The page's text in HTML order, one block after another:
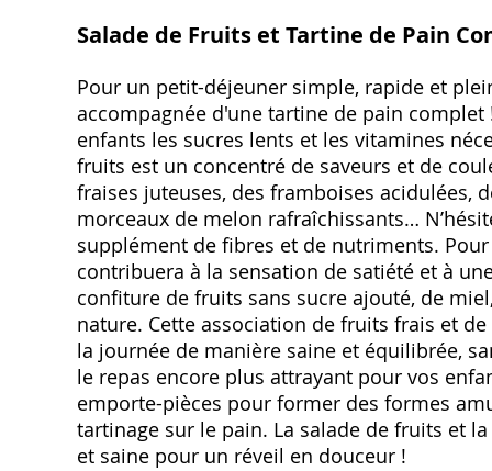
Salade de Fruits et Tartine de Pain
Pour un petit-déjeuner simple, rapide et
accompagnée d'une tartine de pain
enfants les sucres lents et les vitamines
fruits est un concentré de saveurs et de
fraises juteuses, des framboises acidulées,
morceaux de melon rafraîchissants…
supplément de fibres et de nutriments.
contribuera à la sensation de satiété et à
confiture de fruits sans sucre ajouté, de
nature. Cette association de fruits frais et
la journée de manière saine et équilibrée,
le repas encore plus attrayant pour vos
emporte-pièces pour former des formes
tartinage sur le pain. La salade de fruits et
et saine pour un réveil en douceur !